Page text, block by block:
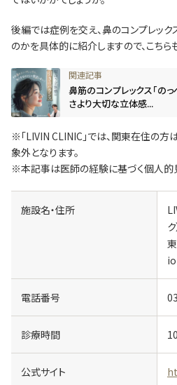
後編では症例を交え、鼻のコンプレック
のかを具体的に紹介しますので、こちら
鼻筋のコンプレックス「の
さより大切な立体感...
※「LIVIN CLINIC」では、関東在住の方
象外となります。
※本記事は医師の経験に基づく個人的
施設名・住所
ク
電話番号
診療時間
公式サイト